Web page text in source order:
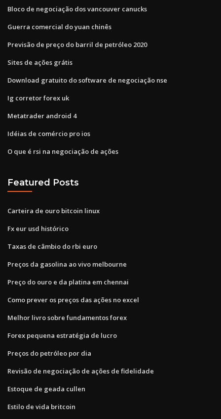
Bloco de negociação dos vancouver canucks
Guerra comercial do yuan chinês
Previsão de preço do barril de petróleo 2020
Sites de ações grátis
Download gratuito do software de negociação nse
Ig corretor forex uk
Metatrader android 4
Idéias de comércio pro ios
O que é rsi na negociação de ações
Featured Posts
Carteira de ouro bitcoin linux
Fx eur usd histórico
Taxas de câmbio do rbi euro
Preços da gasolina ao vivo melbourne
Preço do ouro e da platina em chennai
Como prever os preços das ações no excel
Melhor livro sobre fundamentos forex
Forex pequena estratégia de lucro
Preços do petróleo por dia
Revisão de negociação de ações de fidelidade
Estoque de geada cullen
Estilo de vida britcoin